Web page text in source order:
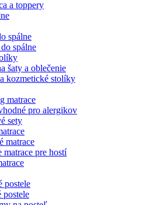
a toppery
spálne
spálne
šaty a oblečenie
kozmetické stolíky
matrace
pro alergikov
sety
matrace
matrace pre hostí
postele
postele